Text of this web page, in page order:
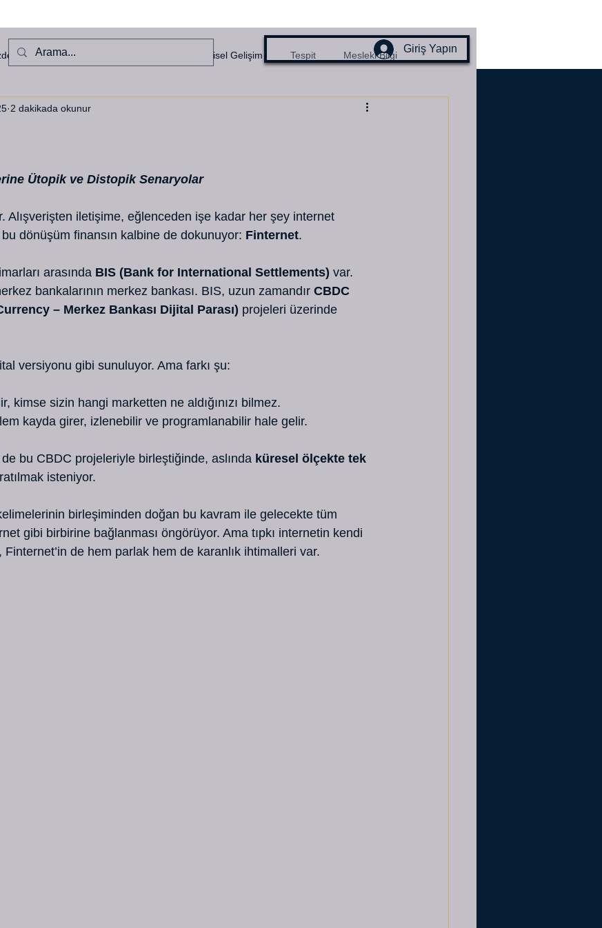
Giriş Yapın
Haberler Kişisel Gelişim Tespit Mesleki Bilgi
2 dakikada okunur
Ütopik ve Distopik Senaryolar
Alışverişten iletişime, eğlenceden işe kadar her şey internet
dönüşüm finansın kalbine de dokunuyor: Finternet.
arasında BIS (Bank for International Settlements) var.
bankalarının merkez bankası. BIS, uzun zamandır CBDC
– Merkez Bankası Dijital Parası) projeleri üzerinde
versiyonu gibi sunuluyor. Ama farkı şu:
kimse sizin hangi marketten ne aldığınızı bilmez.
kayda girer, izlenebilir ve programlanabilir hale gelir.
de bu CBDC projeleriyle birleştiğinde, aslında küresel ölçekte tek
isteniyor.
birleşiminden doğan bu kavram ile gelecekte tüm
gibi birbirine bağlanması öngörüyor. Ama tıpkı internetin kendi
de hem parlak hem de karanlık ihtimalleri var.